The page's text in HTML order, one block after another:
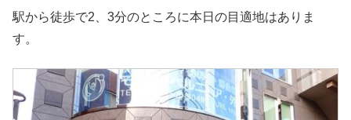
駅から徒歩で2、3分のところに本日の目適地はありま
す。